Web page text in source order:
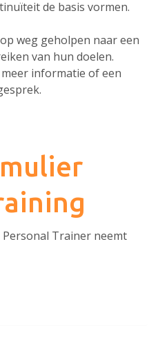
de basis vormen.
weg geholpen naar een
van hun doelen.
informatie of een
Trainer neemt